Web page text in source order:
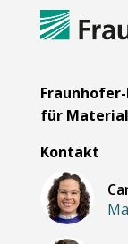
für
Kontakt